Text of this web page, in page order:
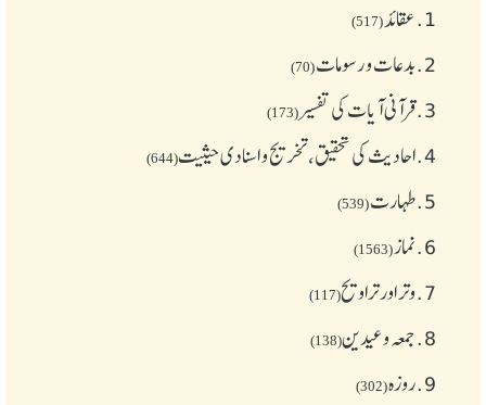
1. عقائد(517)
2. بدعات و رسومات(70)
3. قرآنی آیات کی تفسیر(173)
4. احادیث کی تحقیق، تخریج و اسنادی حیثیت(644)
5. طهارت(539)
6. نماز(1563)
7. وتر اور تراویح(117)
8. جمعہ وعیدین(138)
9. روزہ(302)